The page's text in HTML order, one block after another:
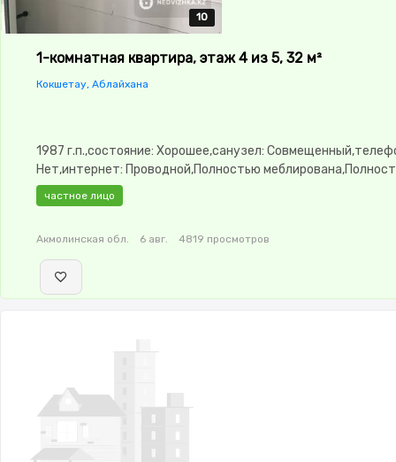
10
10
10
10
10
1-комнатная квартира, этаж 4 из 5, 32 м²
Кокшетау, Аблайхана
1987 г.п.,состояние: Хорошее,санузел:
Нет,интернет: Проводной,Полностью
меблирована,Видеонаблюдение,Пластиковые
сантехника,Счётчики,Тихий двор,Кондиционер
частное лицо
Акмолинская обл. 6 авг. 4819 просмотров